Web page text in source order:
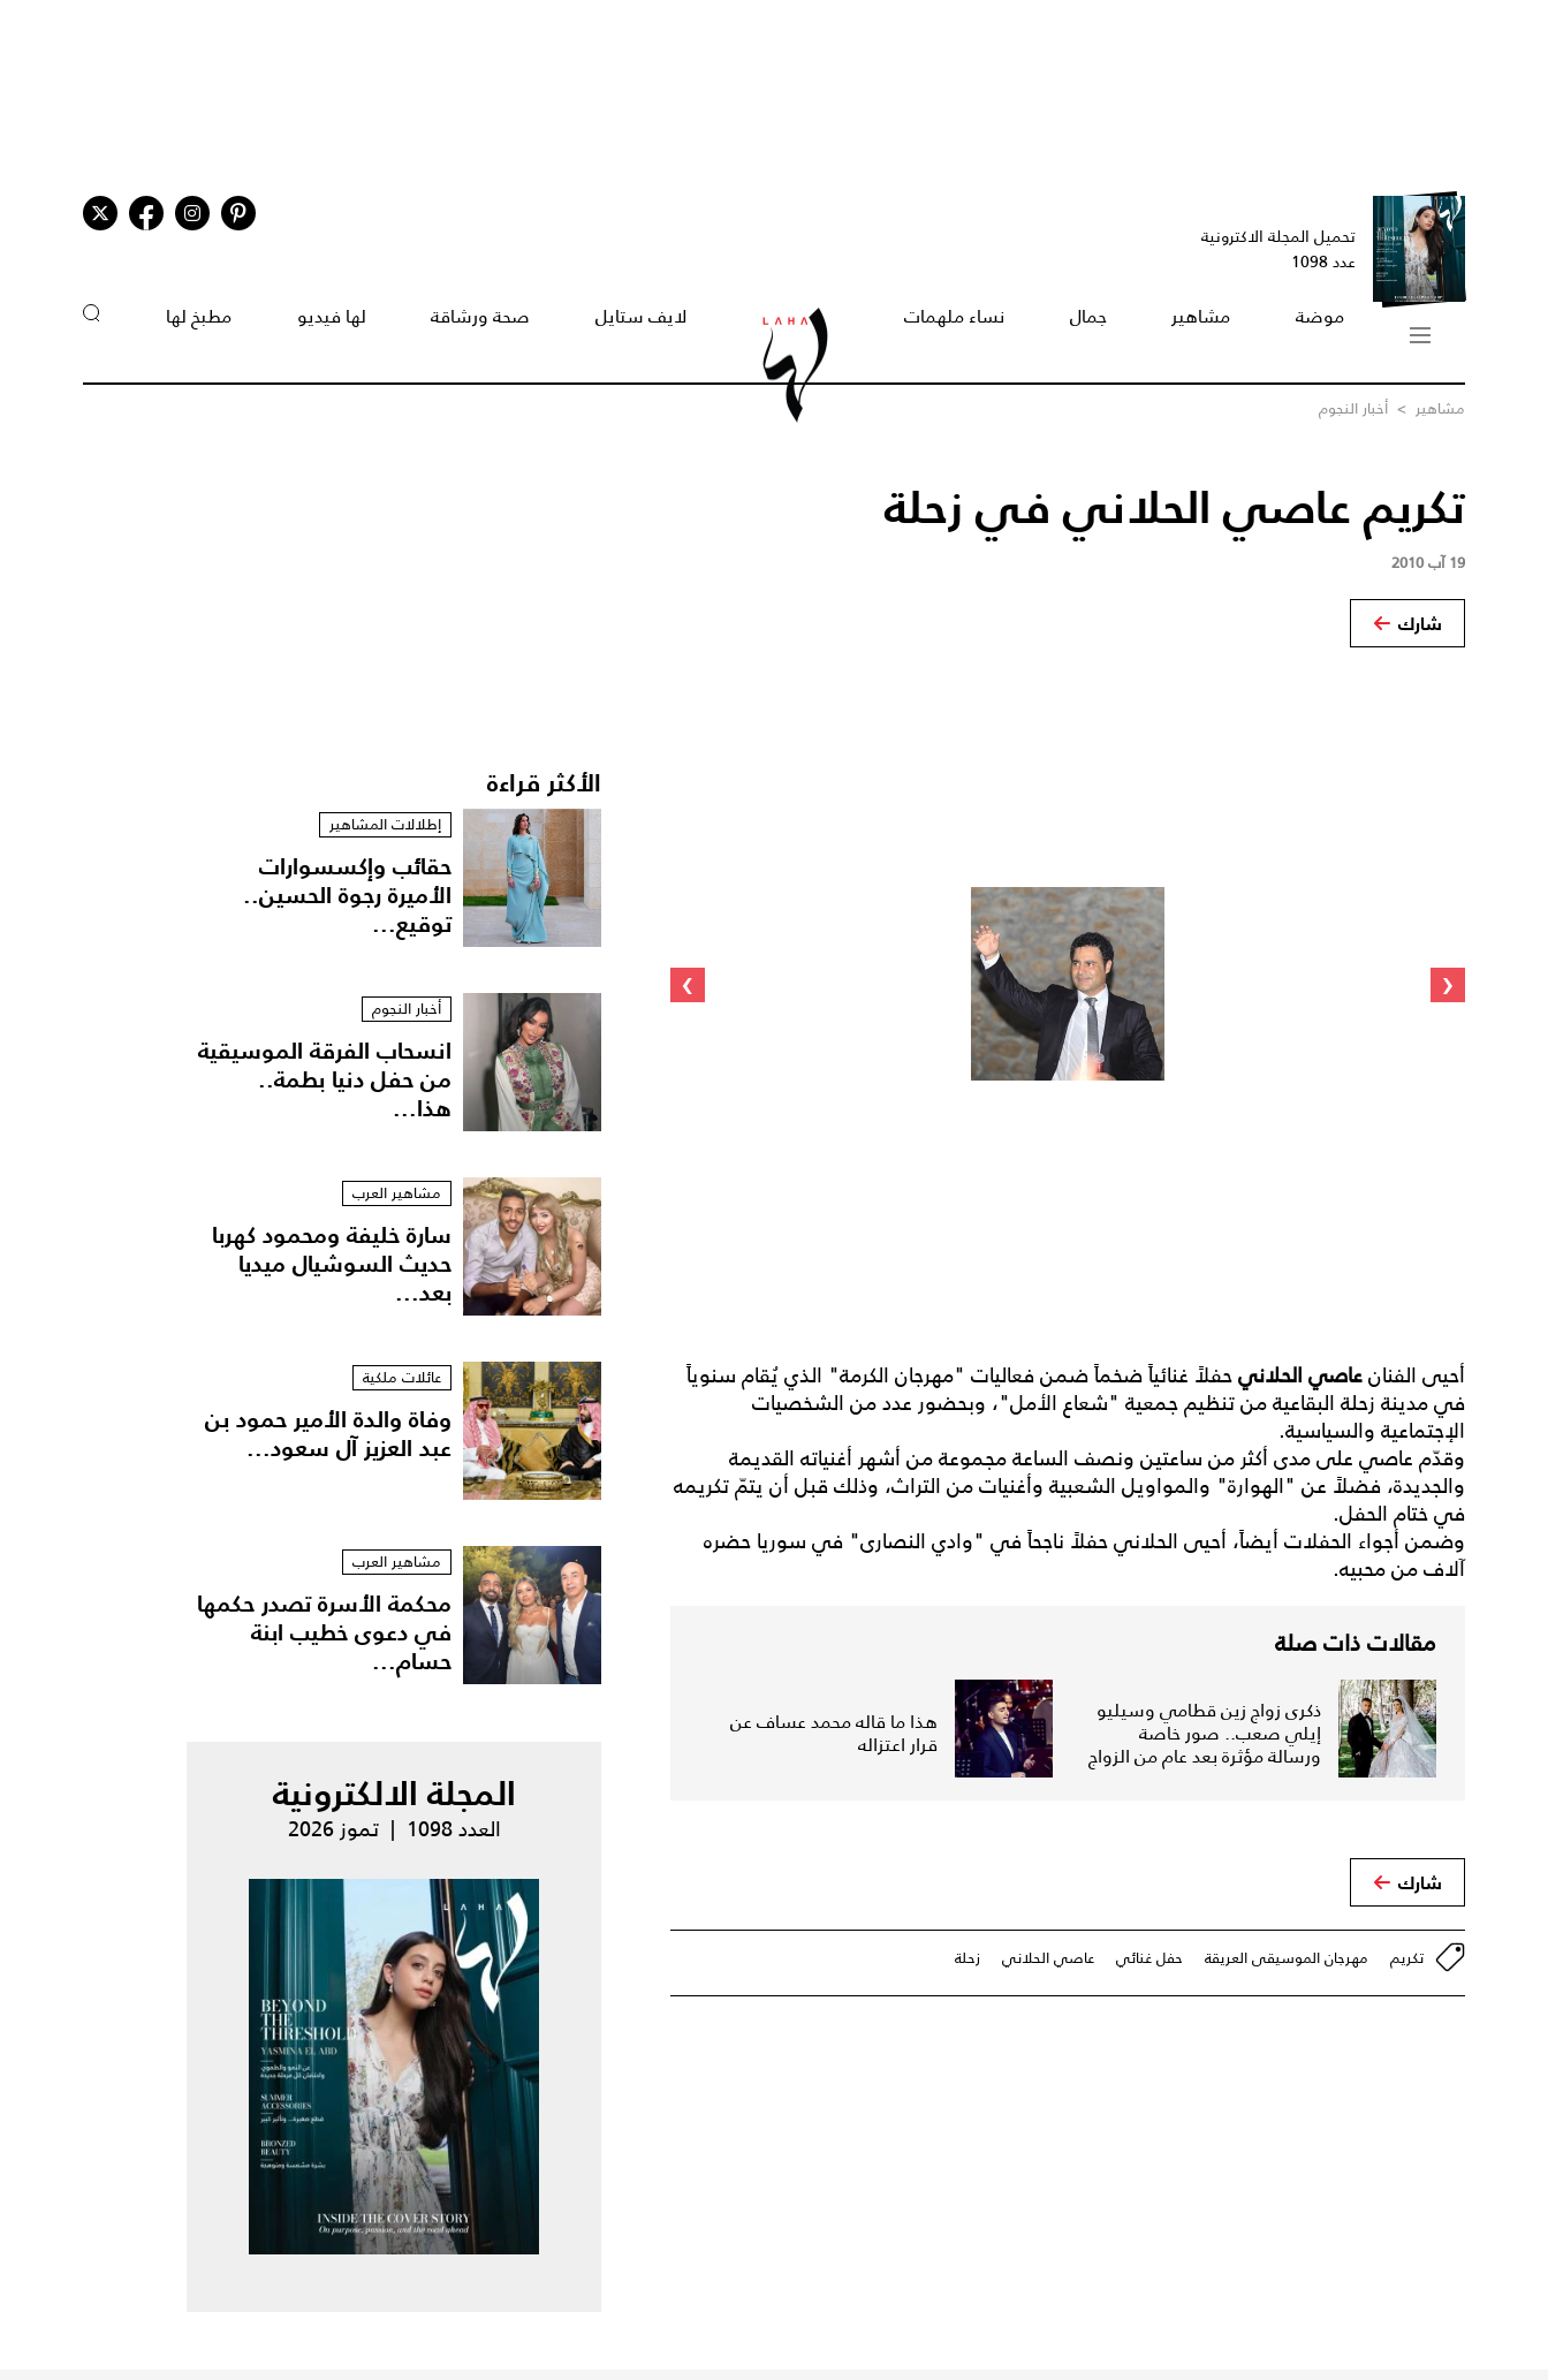
تحميل المجلة الاكترونية
عدد 1098
موضة مشاهير جمال نساء ملهمات لايف ستايل صحة ورشاقة لها فيديو مطبخ لها
مشاهير > أخبار النجوم
تكريم عاصي الحلاني في زحلة
19 آب 2010
شارك
‹
›
أحيى الفنانعاصي الحلانيحفلاً غنائياً ضخماً ضمن فعاليات "مهرجان الكرمة" الذي يُقام سنوياً
في مدينة زحلة البقاعية من تنظيم جمعية "شعاع الأمل"، وبحضور عدد من الشخصيات
الإجتماعية والسياسية.
وقدّم عاصي على مدى أكثر من ساعتين ونصف الساعة مجموعة من أشهر أغنياته القديمة
والجديدة، فضلاً عن "الهوارة" والمواويل الشعبية وأغنيات من التراث، وذلك قبل أن يتمّ تكريمه
في ختام الحفل.
وضمن أجواء الحفلات أيضاً، أحيى الحلاني حفلاً ناجحاً في "وادي النصارى" في سوريا حضره
آلاف من محبيه.
مقالات ذات صلة
ذكرى زواج زين قطامي وسيليو
إيلي صعب.. صور خاصة
ورسالة مؤثرة بعد عام من الزواج
هذا ما قاله محمد عساف عن
قرار اعتزاله
شارك
تكريم مهرجان الموسيقى العريقة حفل غنائي عاصي الحلاني زحلة
الأكثر قراءة
إطلالات المشاهير
حقائب وإكسسوارات
الأميرة رجوة الحسين..
توقيع...
أخبار النجوم
انسحاب الفرقة الموسيقية
من حفل دنيا بطمة..
هذا...
مشاهير العرب
سارة خليفة ومحمود كهربا
حديث السوشيال ميديا
بعد...
عائلات ملكية
وفاة والدة الأمير حمود بن
عبد العزيز آل سعود...
مشاهير العرب
محكمة الأسرة تصدر حكمها
في دعوى خطيب ابنة
حسام...
المجلة الالكترونية
العدد 1098 | تموز 2026